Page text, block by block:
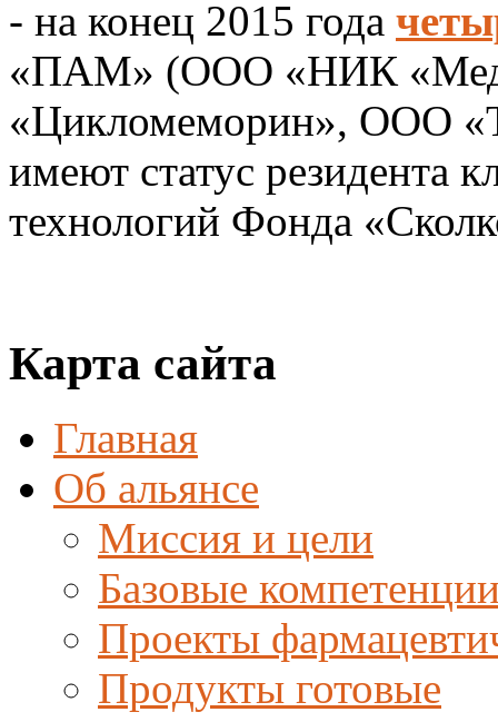
- на конец 2015 года
«ПАМ» (ООО «НИК
«Цикломеморин», ООО
имеют статус резидента
технологий Фонда
Карта сайта
Главная
Об альянсе
Миссия и цели
Базовые
Проекты
Продукты готовые